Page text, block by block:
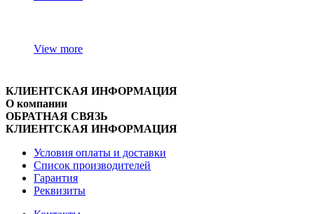
View more
КЛИЕНТСКАЯ ИНФОРМАЦИЯ
О компании
ОБРАТНАЯ СВЯЗЬ
КЛИЕНТСКАЯ ИНФОРМАЦИЯ
Условия оплаты и доставки
Список производителей
Гарантия
Реквизиты